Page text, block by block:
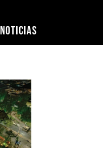
Noticias